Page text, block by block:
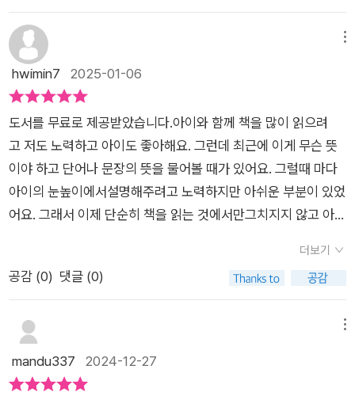
함께 이루기 때문이다. 그 효과는 마치 가랑비에 옷 젖는 것과 같
다. 어제의 아이와 오늘의 아이는 큰 차이가 없어 보이지만, 1년
전과 지금을 비교하면 훌쩍 자란 것이 눈으로 보이는 것처럼 말이
다. 초등 아이들은 무한한 가능성과 잠재력을 품고 있다. 이 시기
에 듣고 보고 접하는 모든 것들은 아이의 세계를 구성하는 토양이
된다. 어휘를 정확하게 알고, 분명하게 표현하며, 세상을 다채롭
게 보는 아이로 성장시키고 싶다면 이 어휘 일력을 아이의 책상
위에, 시선이 닿는 곳에 올려놓아 주자. 귀엽고 아기자기한 일러
스트와 함께하는 김종원 작가의 세심한 문장들은 내 아이가 보낼
하루의 나침반이 되어 주며, 덩달아 아이의 어휘력과 표현력까지
나 어휘문제집으로도표현어휘를 늘릴 수는 있겠지만문제집으로
어휘력, 표현력, 자존감세마리 토끼 잡기는 어렵거든요어휘도 어
휘지만~ 필사하기 코너를 통해서좋은 말이 전해주는 기분좋음으
로정서적으로 건강하고 긍정적인 마인드를 가진 아이로 성장하
느낄 수 있길 바라며새해 필사다짐을 하고 있다면아이와 함께 하
는 필사를 위해김종원의 초등 필사 일력 365 추천합니다.
고 다채로운 어휘로 가득 채워보면 어떨까? 중요한 건 강도가 아
닌 '빈도'라고 한다. 올바른 글을 매일 정기적으로 자주 접하게 해
주고, 필사와 함께 아이와 매일 대화하고 즐기다 보면 나의 어휘
력과 표현력도 쑥쑥 자라지않을까? 저자님이 운영하시는 '아이와
하루 5분 필사'밴드와 함께해도 좋고, 이 일력을 활용하여 부모와
아이가 함께 꾸준히 필사하는 습관을 들이는 것도 좋겠다. 변화
하는 환경에 적응하며 보고 듣고 접하는 모든 것들을 내면에 차곡
차곡 쌓으면서 자신만의 세계를 세워가는 초등 시기 아이들에게
'필사', 즉 '따라쓰기'로 '어휘력'이나 '표현력'을 기르도록 돕고 싶
서평단 이벤트 참여하며 도서를 증정 받아 리뷰하였습니다.* 출
판사로부터 도서를 증정 받아 솔직한 리뷰를 하였습니다.​#미자
모#김종원의초등필사일력365#김종원#카시오페아
인문 교육 전문가 김종원 저자는 다음과 같이 어휘력의 중요성을
이야기한다. '단어를 많이, 또 정확하게 알고 있어야 기쁠 때, 슬플
때, 짜증이 날 때, 화가 날때 나의 감정을 제대로 표현할 수 있어
의 감상을 표현할 수 있게 되죠. 소중한 사람들에게 나의 진심을
표현할 때에도 필요한 것이 바로 어휘력이에요.' 이 일력을 통해
아이의 어휘력 성장을 이루길 기대하며 이 일력의 내용을 공유하
고자 한다. 이 일력은 취학 전후의 어린이에서 초등 중학년까지
활용도가 높을 것으로 보인다. ​이 일력의 활용방법은 아래와 같
다. 1) 오늘의 어휘를 눈으로 읽고 익혀요.2) 예문을 소리 내어 따
라 읽어요.3) '필사하기'에 적힌 문장을 노트에 따라 적으며 마음
표준국어대사전을 바탕으로 하되, 일부는 초등학생들의 이해를
돕기 위해 초등학생의 눈높이에 맞춰 재구성한 점도 세심한 배려
라고 생각한다.)​아이의 연령에 따라 엄마와 함께 읽어보고 필사
를 유도하며 매일 실천한다면, 일력을 한 바퀴 돌 때쯤 어휘력과
hwimin7 2025-01-06
도서를 무료로 제공받았습니다.아이와 함께 책을 많이 읽으려
고 저도 노력하고 아이도 좋아해요. 그런데 최근에 이게 무슨 뜻
이야 하고 단어나 문장의 뜻을 물어볼 때가 있어요. 그럴때 마다
아이의 눈높이에서설명해주려고 노력하지만 아쉬운 부분이 있었
어요. 그래서 이제 단순히 책을 읽는 것에서만그치지지 않고 아이
과 어휘력 능력을 키워줄 수 있는 방법이 없을까 고민이 되기 시
작했어요. 그렇다고 해도 너무 학습적인 느낌이나 강용하는 게 아
필사 일력 365 ⠀⠀초등 아이들이 자신만의 세계를 견고히쌓아
나가기 위해 꼭 알아 두어야 할 어휘와 필사 문장 365개로 일상
생활에서 그리고 이제 곧 교과서에 접할 단어 등으로 구성 되어있
더보기
공감 (0) 댓글 (0)
mandu337 2024-12-27